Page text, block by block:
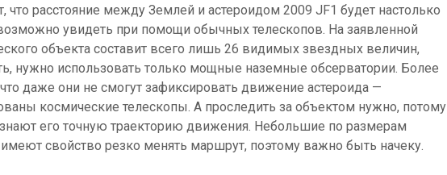
что расстояние между Землей и астероидом 2009 JF1 будет настолько
увидеть при помощи обычных телескопов. На заявленной
объекта составит всего лишь 26 видимых звездных величин,
нужно использовать только мощные наземные обсерватории. Более
даже они не смогут зафиксировать движение астероида —
космические телескопы. А проследить за объектом нужно, потому
его точную траекторию движения. Небольшие по размерам
свойство резко менять маршрут, поэтому важно быть начеку.